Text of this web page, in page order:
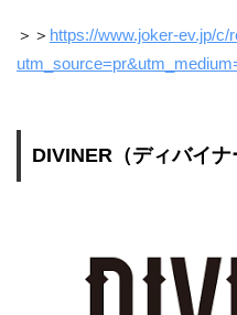
＞＞ https://www.joker-ev.jp/c/
DIVINER（ディバイ